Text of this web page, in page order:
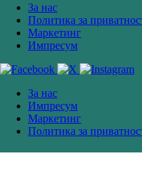
За нас
Политика за
Маркетинг
Импресум
За нас
Импресум
Маркетинг
Политика за